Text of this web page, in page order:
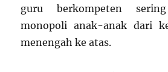
guru berkompeten
monopoli anak-anak dari
menengah ke atas.